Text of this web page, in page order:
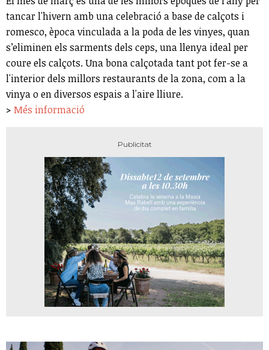
tancar l'hivern amb una celebració a base de calçots i
romesco, època vinculada a la poda de les vinyes, quan
s’eliminen els sarments dels ceps, una llenya ideal per
coure els calçots. Una bona calçotada tant pot fer-se a
l'interior dels millors restaurants de la zona, com a la
vinya o en diversos espais a l'aire lliure.
> Més informació